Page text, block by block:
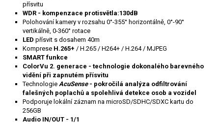
přísvitu
WDR - kompenzace protisvětla:130dB
Polohování kamery v rozsahu 0°-355° horizontálně, 0°-90°
vertikálně, 0-360° rotace
LED přísvit s dosahem 40m
Komprese H.265+ / H.265 / H264+ / H.264 / MJPEG
SMART funkce
ColorVu 2. generace - technologie dokonalého barevného
vidění při zapnutém přísvitu
Technologie AcuSense- pokročilá analýza odfiltrování
falešných poplachů a spolehlivá detekce osob a vozidel
Podporuje lokální záznam na microSD/SDHC/SDXC kartu do
256GB
Audio IN/OUT - 1/1